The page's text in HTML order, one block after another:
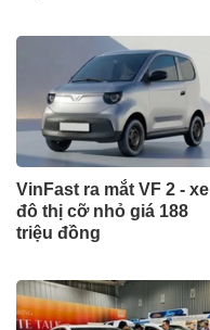
VinFast ra mắt VF 2 - xe
đô thị cỡ nhỏ giá 188
triệu đồng